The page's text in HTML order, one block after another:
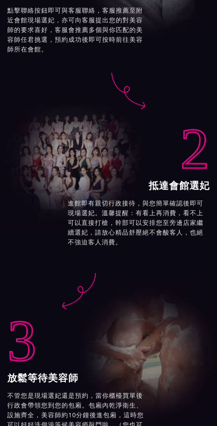
點擊聯絡按鈕即可與客服聯絡，客服推薦至附
近會館現場選妃，亦可向客服提出您的對美容
師的要求喜好，客服會推薦多個與你匹配的美
容師任君挑選，預約成功後即可按時前往美容
師所在會館。

2
抵達會館選妃
進館即有親切行政接待，與您簡單確認後即可
現場選妃。溫馨提醒：有看上再消費，看不上
可以直接打槍，幹部可以安排您至旁邊店家繼
續選妃，請放心精品舒壓絕不會酸客人，也絕
不強迫客人消費。

3
放鬆等待美容師
不管您是現場選妃還是預約，當你櫃檯買單後
行政會帶領您到您的包廂。包廂內乾淨衛生、
設施齊全，美容師約10分鐘後進包廂，這時您